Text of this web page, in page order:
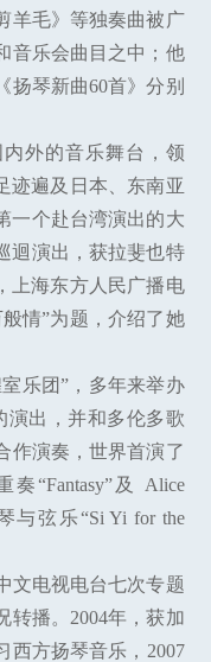
羊毛》等独奏曲被广
音乐会曲目之中；他
扬琴新曲60首》分别
外的音乐舞台，领
迹遍及日本、东南亚
一个赴台湾演出的大
迴演出，获拉斐也特
上海东方人民广播电
情”为题，介绍了她
乐团”，多年来举办
演出，并和多伦多歌
作演奏，世界首演了
“Fantasy”及 Alice
与弦乐“Si Yi for the
文电视电台七次专题
转播。2004年，获加
西方扬琴音乐，2007